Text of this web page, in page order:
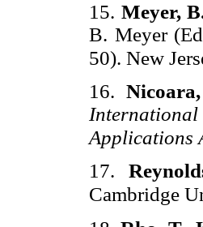
15. Meyer,
B. Meyer
50). New
16.
Applications
17.
Cambridge